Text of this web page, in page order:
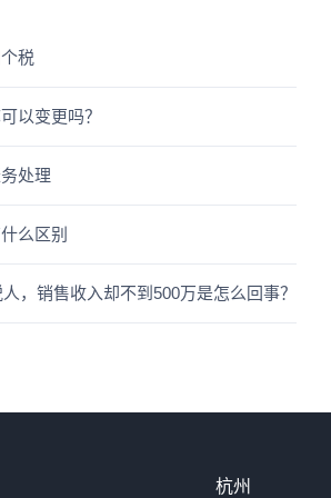
税
以变更吗？
处理
么区别
，销售收入却不到500万是怎么回事？
杭州